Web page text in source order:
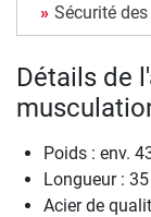
Sécurité
Détails de
Poids : env.
Longueur :
Acier de